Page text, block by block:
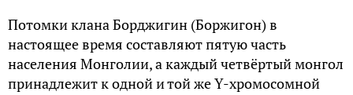
Потомки клана Борджигин (Боржигон) в
настоящее время составляют пятую часть
населения Монголии, а каждый четвёртый монгол
принадлежит к одной и той же Y-хромосомной